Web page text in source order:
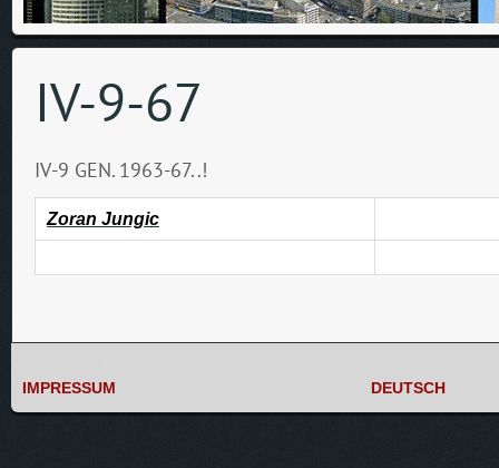
IV-9-67
IV-9 GEN. 1963-67..!
Zoran Jungic
IMPRESSUM DEUTSCH